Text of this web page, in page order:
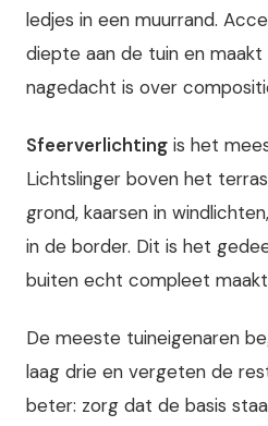
ledjes in een muurrand.
diepte aan de tuin en maakt
nagedacht is over
Sfeerverlichting is het
Lichtslinger boven het
grond, kaarsen in
in de border. Dit is het
buiten echt compleet
De meeste tuineigenaren
laag drie en vergeten de
beter: zorg dat de basis